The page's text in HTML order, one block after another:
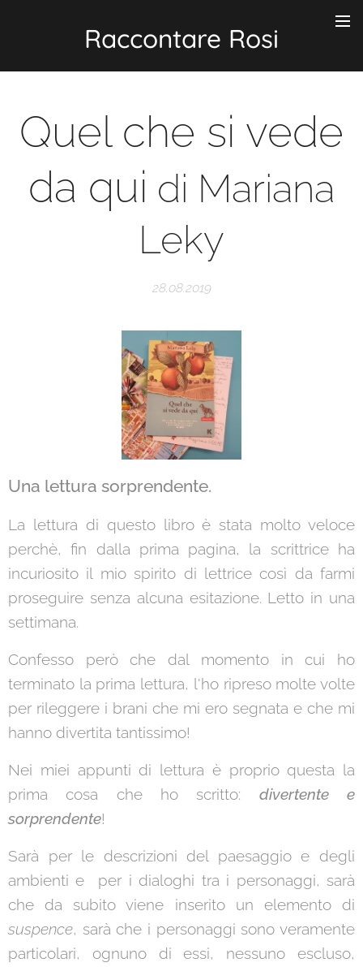
Raccontare Rosi
Quel che si vede
da qui di Mariana
Leky
28.08.2019
Una lettura sorprendente.
La lettura di questo libro è stata molto veloce
perchè, fin dalla prima pagina, la scrittrice ha
incuriosito il mio spirito di lettrice così da farmi
proseguire senza alcuna esitazione. Letto in una
settimana.
Confesso però che dal momento in cui ho
terminato la prima lettura, l'ho ripreso molte volte
per rileggere i brani che mi ero segnata e che mi
hanno divertita tantissimo!
Nei miei appunti di lettura è proprio questa la
prima cosa che ho scritto: divertente e
sorprendente!
Sarà per le descrizioni del paesaggio e degli
ambienti e per i dialoghi tra i personaggi, sarà
che da subito viene inserito un elemento di
suspence, sarà che i personaggi sono veramente
particolari, ognuno di essi, nessuno escluso,